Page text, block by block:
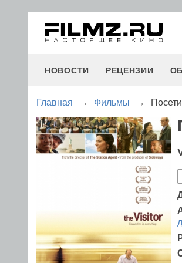
НОВОСТИ РЕЦЕНЗИИ
Главная → Фильмы →